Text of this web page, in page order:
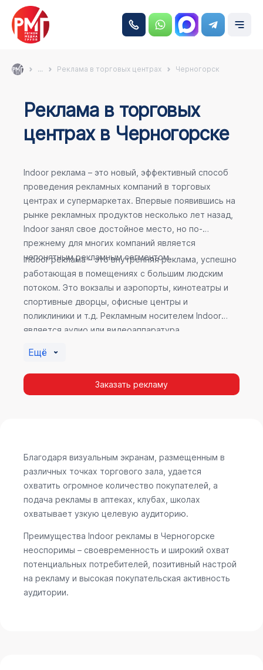
... Реклама в торговых центрах Черногорск
Реклама в торговых
центрах в Черногорске
Indoor реклама – это новый, эффективный способ
проведения рекламных компаний в торговых
центрах и супермаркетах. Впервые появившись на
рынке рекламных продуктов несколько лет назад,
Indoor занял свое достойное место, но по-
прежнему для многих компаний является
непонятным рекламным сегментом.
Indoor реклама – это внутренняя реклама, успешно
работающая в помещениях с большим людским
потоком. Это вокзалы и аэропорты, кинотеатры и
спортивные дворцы, офисные центры и
поликлиники и т.д. Рекламным носителем Indoor
является аудио или видеоаппаратура,
эффективность приносит такой вид рекламы в
местах продаж, поскольку воздействие на
покупателя в момент выбора товара наиболее
Indoor рекламы.
Ещё
Заказать рекламу
Благодаря визуальным экранам, размещенным в
различных точках торгового зала, удается
охватить огромное количество покупателей, а
подача рекламы в аптеках, клубах, школах
охватывает узкую целевую аудиторию.
Преимущества Indoor рекламы в Черногорске
неоспоримы – своевременность и широкий охват
потенциальных потребителей, позитивный настрой
на рекламу и высокая покупательская активность
аудитории.